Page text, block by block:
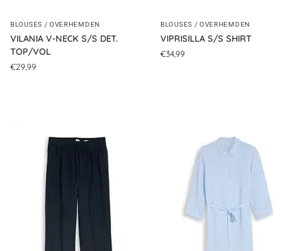
BLOUSES / OVERHEMDEN
VILANIA V-NECK S/S DET.
TOP/VOL
€29,99
BLOUSES / OVERHEMDEN
VIPRISILLA S/S SHIRT
€34,99